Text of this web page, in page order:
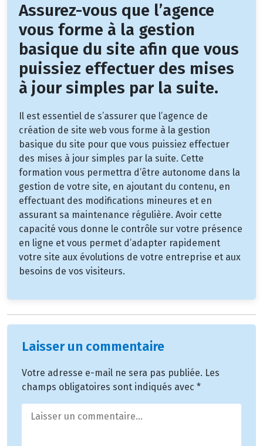
Assurez-vous que l’agence
vous forme à la gestion
basique du site afin que vous
puissiez effectuer des mises
à jour simples par la suite.
Il est essentiel de s’assurer que l’agence de
création de site web vous forme à la gestion
basique du site pour que vous puissiez effectuer
des mises à jour simples par la suite. Cette
formation vous permettra d’être autonome dans la
gestion de votre site, en ajoutant du contenu, en
effectuant des modifications mineures et en
assurant sa maintenance régulière. Avoir cette
capacité vous donne le contrôle sur votre présence
en ligne et vous permet d’adapter rapidement
votre site aux évolutions de votre entreprise et aux
besoins de vos visiteurs.
Laisser un commentaire
Votre adresse e-mail ne sera pas publiée. Les
champs obligatoires sont indiqués avec *